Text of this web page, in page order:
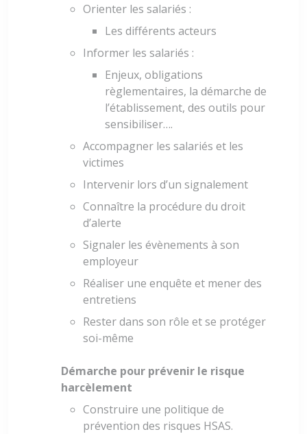
Orienter les salariés :
Les différents acteurs
Informer les salariés :
Enjeux, obligations
règlementaires, la démarche de
l’établissement, des outils pour
sensibiliser….
Accompagner les salariés et les
victimes
Intervenir lors d’un signalement
Connaître la procédure du droit
d’alerte
Signaler les évènements à son
employeur
Réaliser une enquête et mener des
entretiens
Rester dans son rôle et se protéger
soi-même
Démarche pour prévenir le risque
harcèlement
Construire une politique de
prévention des risques HSAS.